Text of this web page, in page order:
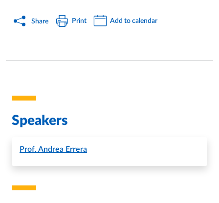
Share Print Add to calendar
Speakers
Prof. Andrea Errera